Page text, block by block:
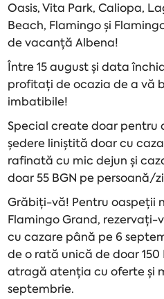
Oasis, Vita Park, Caliopa,
Beach, Flamingo și
de vacanță Albena!
Între 15 august și data
profitați de ocazia de a vă
imbatibile!
Special create doar pentru
ședere liniștită doar cu
rafinată cu mic dejun și
doar 55 BGN pe persoană/
Grăbiți-vă! Pentru oaspeții
Flamingo Grand, rezervați-
cu cazare până pe 6
de o rată unică de doar 150
atragă atenția cu oferte și
septembrie.